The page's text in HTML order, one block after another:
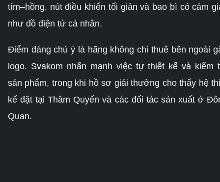
tím–hồng, nút điều khiển tối giản và bao bì có cảm
như đồ điện tử cá nhân.
Điểm đáng chú ý là hãng không chỉ thuê bên ngoài
logo. Svakom nhấn mạnh việc tự thiết kế và kiểm
sản phẩm, trong khi hồ sơ giải thưởng cho thấy hệ
kế đặt tại Thâm Quyến và các đối tác sản xuất ở
Quan.